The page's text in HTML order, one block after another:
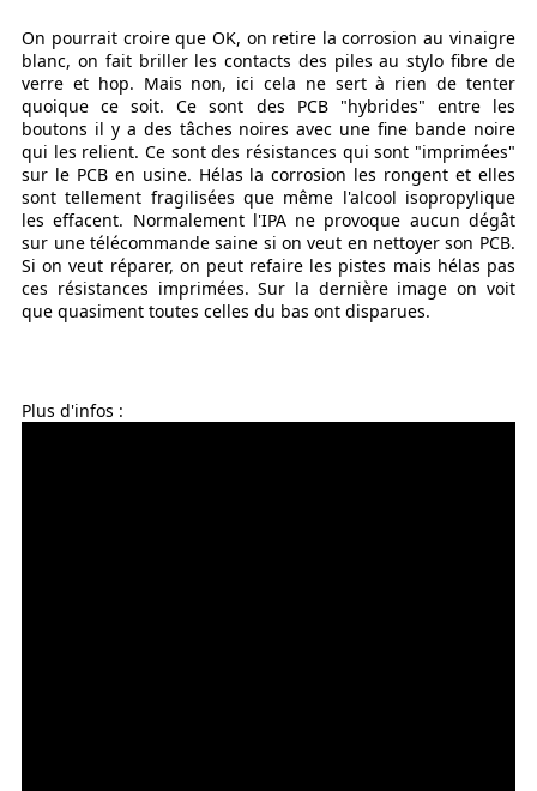
On pourrait croire que OK, on retire la corrosion au vinaigre
blanc, on fait briller les contacts des piles au stylo fibre de
verre et hop. Mais non, ici cela ne sert à rien de tenter
quoique ce soit. Ce sont des PCB "hybrides" entre les
boutons il y a des tâches noires avec une fine bande noire
qui les relient. Ce sont des résistances qui sont "imprimées"
sur le PCB en usine. Hélas la corrosion les rongent et elles
sont tellement fragilisées que même l'alcool isopropylique
les effacent. Normalement l'IPA ne provoque aucun dégât
sur une télécommande saine si on veut en nettoyer son PCB.
Si on veut réparer, on peut refaire les pistes mais hélas pas
ces résistances imprimées. Sur la dernière image on voit
que quasiment toutes celles du bas ont disparues.
Plus d'infos :